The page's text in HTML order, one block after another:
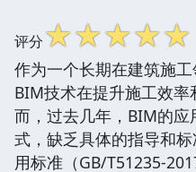
评分☆☆☆☆☆
作为一个长期在建筑施
BIM技术在提升施工效
而，过去几年，BIM的
式，缺乏具体的指导和
用标准（GB/T51235-